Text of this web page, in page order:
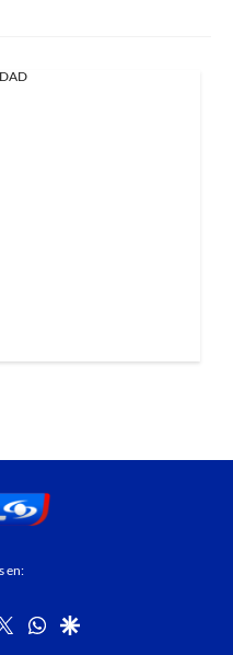
en:
twitterwhatsapp
google